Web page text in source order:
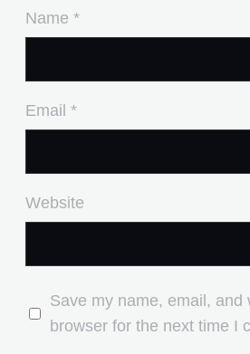
Name *
Email *
Website
Save my name, email, and
browser for the next time I